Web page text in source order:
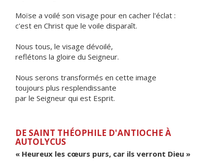
Moïse a voilé son visage pour en cacher l'éclat :
c'est en Christ que le voile disparaît.
Nous tous, le visage dévoilé,
reflétons la gloire du Seigneur.
Nous serons transformés en cette image
toujours plus resplendissante
par le Seigneur qui est Esprit.
DE SAINT THÉOPHILE D'ANTIOCHE À
AUTOLYCUS
« Heureux les cœurs purs, car ils verront Dieu »